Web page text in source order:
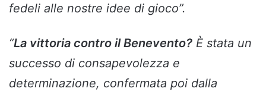
fedeli alle nostre idee di gioco”.
“La vittoria contro il Benevento? È stata un
successo di consapevolezza e
determinazione, confermata poi dalla